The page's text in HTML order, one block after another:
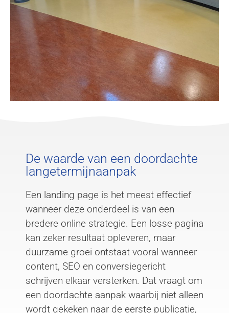
De waarde van een doordachte
langetermijnaanpak
Een landing page is het meest effectief
wanneer deze onderdeel is van een
bredere online strategie. Een losse pagina
kan zeker resultaat opleveren, maar
duurzame groei ontstaat vooral wanneer
content, SEO en conversiegericht
schrijven elkaar versterken. Dat vraagt om
een doordachte aanpak waarbij niet alleen
wordt gekeken naar de eerste publicatie,